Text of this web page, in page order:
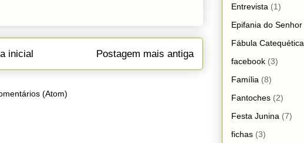
Postagem mais antiga
inicial
(Atom)
Entrevista (1)
Epifania do Senhor
Fábula Catequética
facebook (3)
Família (8)
Fantoches (2)
Festa Junina (7)
fichas (3)